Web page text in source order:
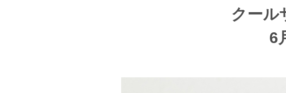
クール
6